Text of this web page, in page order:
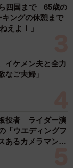
四国まで 65歳の
ングの休憩まで
えよ！」
イケメン夫と全力
なご夫婦」
役者 ライダー演
「ウエディングフ
あるカメラマン求